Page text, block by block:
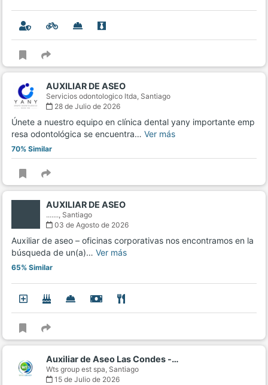
AUXILIAR DE ASEO
Servicios odontologico ltda, Santiago
28 de Julio de 2026
Únete a nuestro equipo en clínica dental yany importante emp
resa odontológica se encuentra… Ver más
70% Similar
AUXILIAR DE ASEO
......., Santiago
03 de Agosto de 2026
Auxiliar de aseo – oficinas corporativas nos encontramos en la
búsqueda de un(a)… Ver más
65% Similar
Auxiliar de Aseo Las Condes -…
Wts group est spa, Santiago
15 de Julio de 2026